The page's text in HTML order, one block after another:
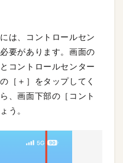
は、コントロールセン
要があります。画面の
コントロールセンター
［＋］をタップしてく
、画面下部の［コント
う。